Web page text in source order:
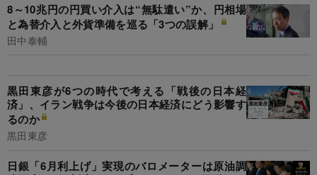
8～10兆円の円買い介入は“無駄遣い”か、円相場
と為替介入と外貨準備を巡る「3つの誤解」
田中泰輔
黒田東彦が6つの時代で考える「戦後の日本経
済」、イラン戦争は今後の日本経済にどう影響す
るのか
黒田東彦
日銀「6月利上げ」実現のバロメーターは原油調